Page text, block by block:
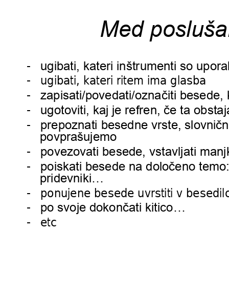
Med
- ugibati, kateri inštrumenti so
- ugibati, kateri ritem ima glasba
-zapisati/povedati/označiti besede,
- ugotoviti, kaj je refren, če ta
- prepoznati besedne vrste,
povprašujemo
- povezovati besede, vstavljati manj
- poiskati besede na določeno
pridevniki…
- ponujene besede uvrstiti v
- po svoje dokončati kitico…
- etc